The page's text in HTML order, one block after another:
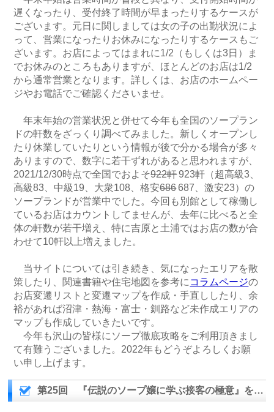
遅くなったり、受付終了時間が早まったりするケースが
ございます。元日に関しましては女の子の出勤状況によ
って、営業になったりお休みになったりするケースもご
ざいます。お店によってはまれに1/2（もしくは3日）ま
でお休みのところもありますが、ほとんどのお店は1/2
から通常営業となります。詳しくは、お店のホームペー
ジやお電話でご確認くださいませ。
年末年始の営業状況と併せて今年も全国のソープラン
ドの軒数をざっくり調べてみました。新しくオープンし
たり休業していたりという情報が後で分かる場合が多々
ありますので、数字に若干ずれがあると思われますが、
2021/12/30時点で全国でおよそ922軒923軒（超高級3、
高級83、中級19、大衆108、格安686687、激安23）の
ソープランドが営業中でした。今回も別館として稼働し
ているお店はカウントしてませんが、去年に比べると全
体の軒数が若干増え、特に吉原と土浦ではお店の数が合
わせて10軒以上増えました。
当サイトについては引き続き、気になったエリアを散
策したり、関連書籍や住宅地図を参考に コラムページの
お店変遷リストと変遷マップを作成・手直ししたり、余
裕があれば沼津・熱海・富士・釧路など未作成エリアの
マップも作成していきたいです。
今年も沢山の皆様にソープ徹底攻略をご利用頂きまし
て有難うございました。2022年もどうぞよろしくお願
い申し上げます。
第25回 『伝説のソープ嬢に学ぶ接客の極意』を読んで